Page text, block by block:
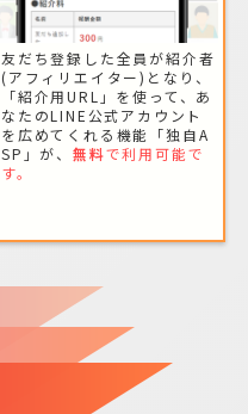
友だち登録した全員が紹介者
(アフィリエイター)となり、
「紹介用URL」を使って、あ
なたのLINE公式アカウント
を広めてくれる機能「独自A
SP」が、 無料で利用可能で
す。